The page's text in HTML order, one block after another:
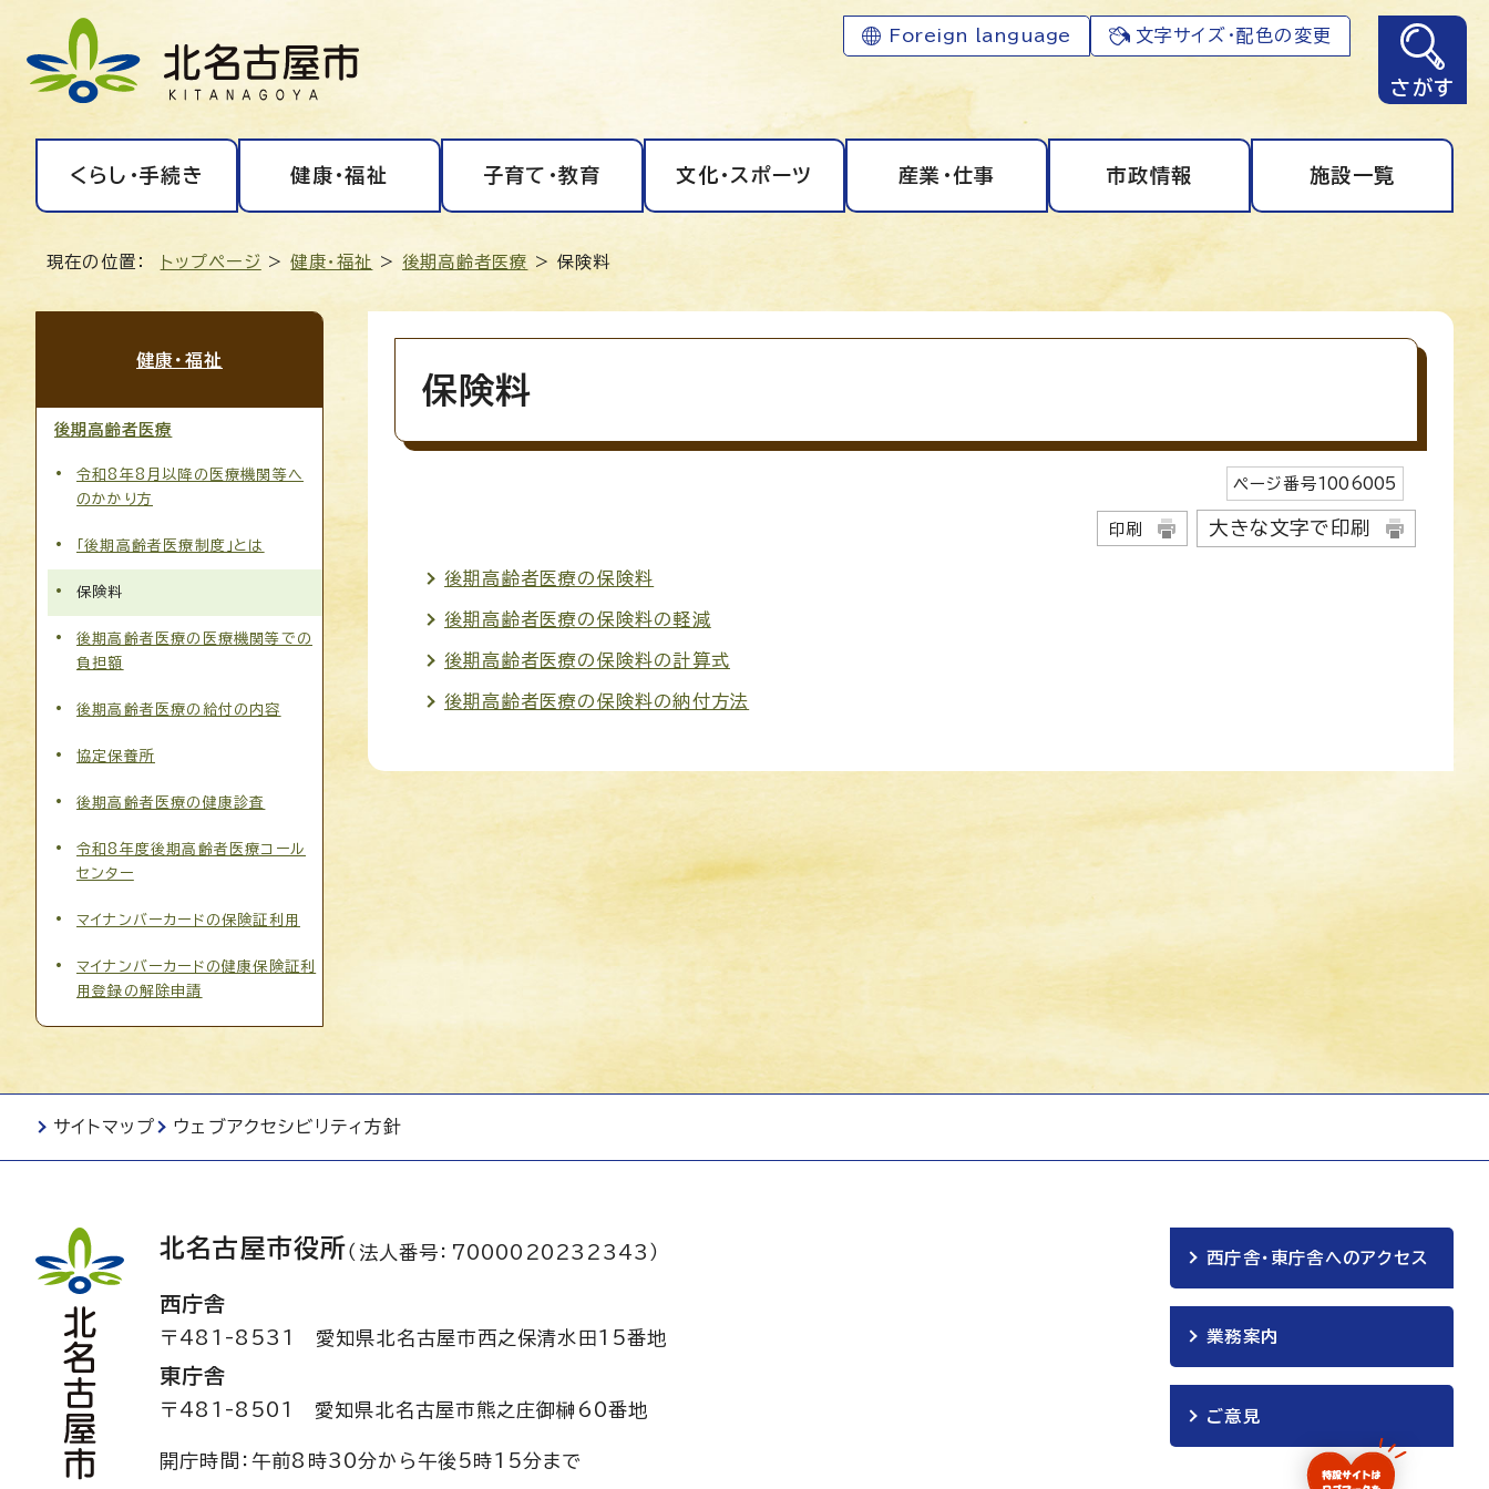
Foreign language 文字サイズ・配色の変更
さがす
くらし・手続き 健康・福祉 子育て・教育 文化・スポーツ 産業・仕事 市政情報 施設一覧
現在の位置： トップページ >健康・福祉 >後期高齢者医療 > 保険料
保険料
ページ番号1006005
印刷 大きな文字で印刷
後期高齢者医療の保険料
後期高齢者医療の保険料の軽減
後期高齢者医療の保険料の計算式
後期高齢者医療の保険料の納付方法
健康・福祉
後期高齢者医療
令和8年8月以降の医療機関等へ
のかかり方
「後期高齢者医療制度」とは
保険料
後期高齢者医療の医療機関等での
負担額
後期高齢者医療の給付の内容
協定保養所
後期高齢者医療の健康診査
令和8年度後期高齢者医療コール
センター
マイナンバーカードの保険証利用
マイナンバーカードの健康保険証利
用登録の解除申請
サイトマップ ウェブアクセシビリティ方針
北名古屋市役所（法人番号：7000020232343）
西庁舎
〒481-8531 愛知県北名古屋市西之保清水田15番地
東庁舎
〒481-8501 愛知県北名古屋市熊之庄御榊60番地
開庁時間：午前8時30分から午後5時15分まで
西庁舎・東庁舎へのアクセス
業務案内
ご意見